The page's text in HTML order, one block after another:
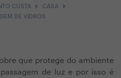
CUSTAarrow_right CASAarrow_right
DE VIDROS
que protege do ambiente
de luz e por isso é